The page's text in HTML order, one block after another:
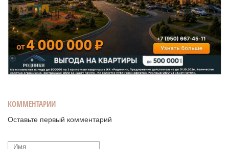
КОММЕНТАРИИ
Оставьте первый комментарий